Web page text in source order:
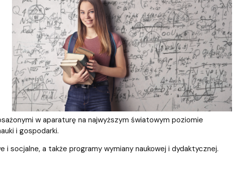
w aparaturę na najwyższym światowym poziomie
i gospodarki.
socjalne, a także programy wymiany naukowej i dydaktycznej.